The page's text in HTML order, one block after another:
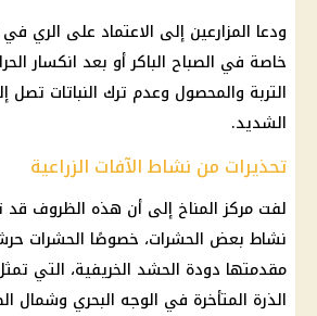
ودعا المزارعين إلى الاعتماد على الري في
خاصة في الصباح الباكر أو بعد انكسار
التربة والمحصول وعدم ترك النباتات
الشديد.
تحذيرات من نشاط الآفات الزراعية
لفت مركز المناخ إلى أن هذه الظروف قد
نشاط بعض الحشرات، خصوصًا الحشرات
مقدمتها دودة الحشد الخريفية، التي
الذرة المتأخرة في الوجه البحري وشمال